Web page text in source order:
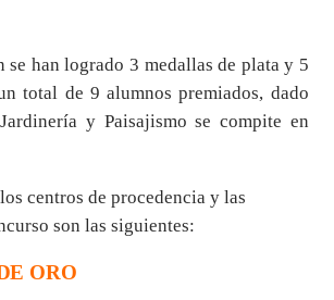
se han logrado 3 medallas de plata y 5
total de 9 alumnos premiados, dado
y Paisajismo se compite en
centros de procedencia y las
son las siguientes:
ORO